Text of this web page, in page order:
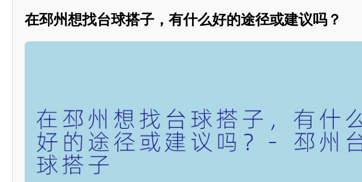
在邳州想找台球搭子，有什么好的途径或建议吗？